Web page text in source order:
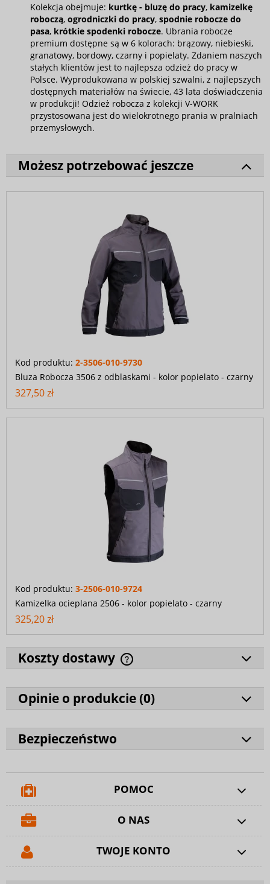
Kolekcja obejmuje: kurtkę - bluzę do pracy, kamizelkę
roboczą, ogrodniczki do pracy, spodnie robocze do
pasa, krótkie spodenki robocze. Ubrania robocze
premium dostępne są w 6 kolorach: brązowy, niebieski,
granatowy, bordowy, czarny i popielaty. Zdaniem naszych
stałych klientów jest to najlepsza odzież do pracy w
Polsce. Wyprodukowana w polskiej szwalni, z najlepszych
dostępnych materiałów na świecie, 43 lata doświadczenia
w produkcji! Odzież robocza z kolekcji V-WORK
przystosowana jest do wielokrotnego prania w pralniach
przemysłowych.
Możesz potrzebować jeszcze
Kod produktu: 2-3506-010-9730
Bluza Robocza 3506 z odblaskami - kolor popielato - czarny
327,50 zł
Kod produktu: 3-2506-010-9724
Kamizelka ocieplana 2506 - kolor popielato - czarny
325,20 zł
Koszty dostawy
Opinie o produkcie (0)
Bezpieczeństwo
POMOC
O NAS
TWOJE KONTO